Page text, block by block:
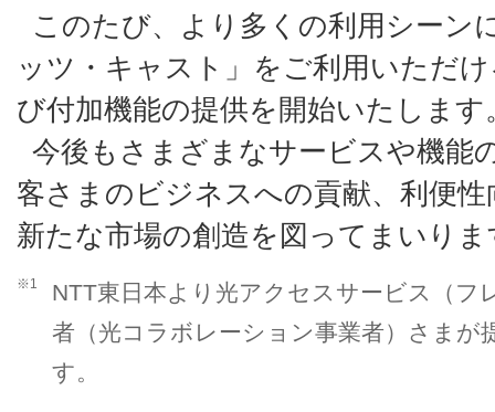
このたび、より多くの利用シーン
ッツ・キャスト」をご利用いただ
び付加機能の提供を開始いたします
今後もさまざまなサービスや機能
客さまのビジネスへの貢献、利便
新たな市場の創造を図ってまいりま
※1
NTT東日本より光アクセスサービス（フ
者（光コラボレーション事業者）さまが
す。